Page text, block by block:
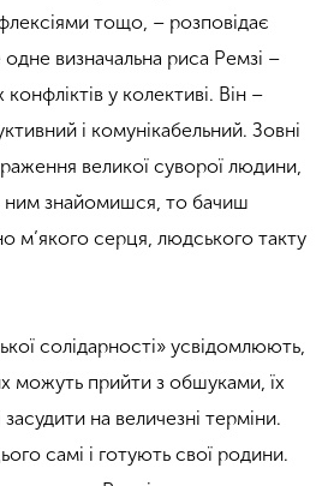
тощо, – розповідає
визначальна риса Ремзі –
конфліктів у колективі. Він –
і комунікабельний. Зовні
великої суворої людини,
ним знайомишся, то бачиш
м’якого серця, людського такту
солідарності» усвідомлюють,
можуть прийти з обшуками, їх
на величезні терміни.
самі і готують свої родини.